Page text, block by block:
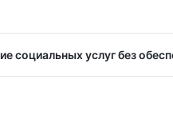
социальных услуг без